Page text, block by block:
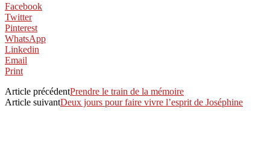
Facebook
Twitter
Pinterest
WhatsApp
Linkedin
Email
Print
Article précédentPrendre le train de la mémoire
Article suivantDeux jours pour faire vivre l’esprit de Joséphine